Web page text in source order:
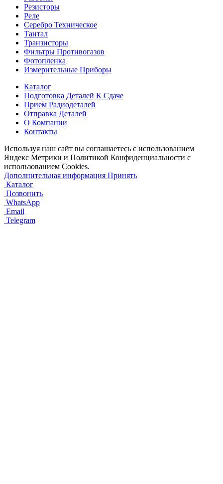
Резисторы
Реле
Серебро Техническое
Тантал
Транзисторы
Фильтры Противогазов
Фотопленка
Измерительные Приборы
Каталог
Подготовка Деталей К Сдаче
Прием Радиодеталей
Отправка Деталей
О Компании
Контакты
Используя наш сайт вы соглашаетесь с использованием
Яндекс Метрики и Политикой Конфиденциальности с
использованием Cookies.
Дополнительная информация Принять
Каталог
Позвонить
WhatsApp
Email
Telegram